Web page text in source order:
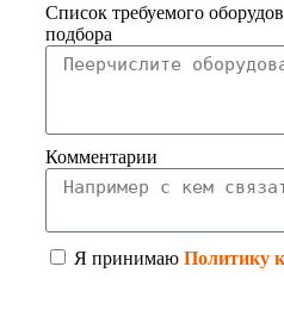
Список требуемого
подбора
Комментарии
Я принимаю Политику